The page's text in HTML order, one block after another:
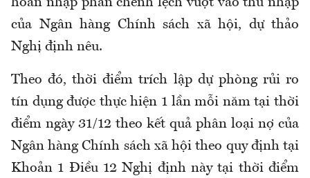
hoàn nhập phần chênh lệch vượt vào thu nhập
của Ngân hàng Chính sách xã hội, dự thảo
Nghị định nêu.
Theo đó, thời điểm trích lập dự phòng rủi ro
tín dụng được thực hiện 1 lần mỗi năm tại thời
điểm ngày 31/12 theo kết quả phân loại nợ của
Ngân hàng Chính sách xã hội theo quy định tại
Khoản 1 Điều 12 Nghị định này tại thời điểm